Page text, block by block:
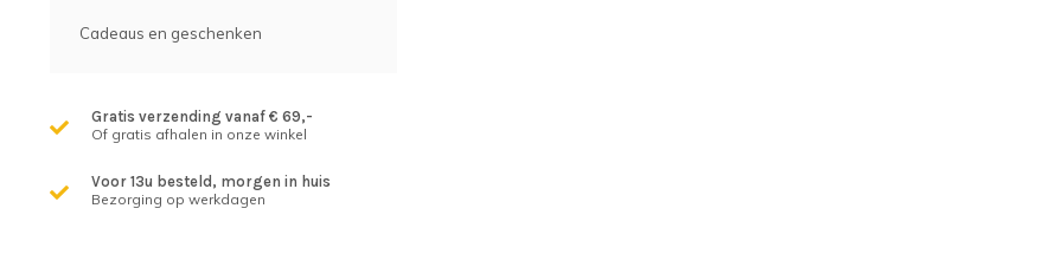
Cadeaus en geschenken
Gratis verzending vanaf € 69,-
Of gratis afhalen in onze winkel
Voor 13u besteld, morgen in huis
Bezorging op werkdagen